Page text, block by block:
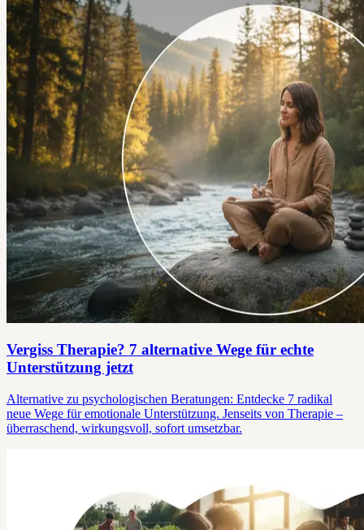
Vergiss Therapie? 7 alternative Wege für echte
Unterstützung jetzt
Alternative zu psychologischen Beratungen: Entdecke 7 radikal
neue Wege für emotionale Unterstützung. Jenseits von Therapie –
überraschend, wirkungsvoll, sofort umsetzbar.